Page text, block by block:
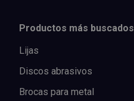
Productos más buscados
Lijas
Discos abrasivos
Brocas para metal